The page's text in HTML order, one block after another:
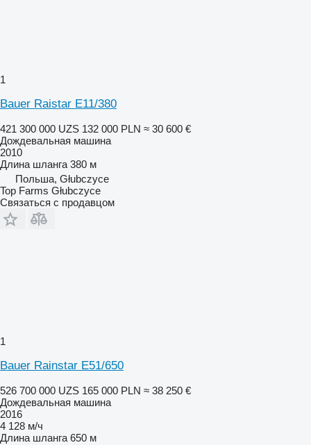
1
Bauer Raistar E11/380
421 300 000 UZS 132 000 PLN ≈ 30 600 €
Дождевальная машина
2010
Длина шланга 380 м
Польша, Głubczyce
Top Farms Głubczyce
Связаться с продавцом
1
Bauer Rainstar E51/650
526 700 000 UZS 165 000 PLN ≈ 38 250 €
Дождевальная машина
2016
4 128 м/ч
Длина шланга 650 м